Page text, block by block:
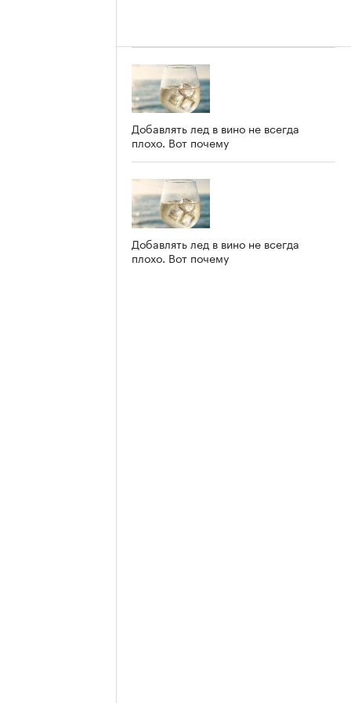
Добавлять лед в вино не всегда
плохо. Вот почему
Добавлять лед в вино не всегда
плохо. Вот почему